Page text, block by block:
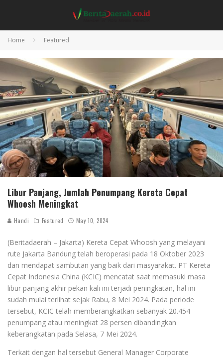
Home Featured
Libur Panjang, Jumlah Penumpang Kereta Cepat
Whoosh Meningkat
Handi Featured May 10, 2024
(Beritadaerah – Jakarta) Kereta Cepat Whoosh yang melayani
rute Jakarta Bandung telah beroperasi pada 18 Oktober 2023
dan mendapat sambutan yang baik dari masyarakat. PT Kereta
Cepat Indonesia China (KCIC) mencatat saat memasuki masa
libur panjang akhir pekan kali ini terjadi peningkatan, hal ini
sudah mulai terlihat sejak Rabu, 8 Mei 2024. Pada periode
tersebut, KCIC telah memberangkatkan sebanyak 20.454
penumpang atau meningkat 28 persen dibandingkan
keberangkatan pada Selasa, 7 Mei 2024.
Terkait dengan hal tersebut General Manager Corporate